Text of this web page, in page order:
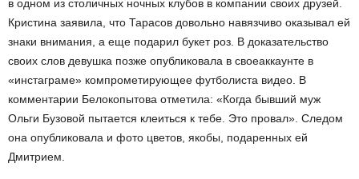
в одном из столичных ночных клубов в компании своих друзей.
Кристина заявила, что Тарасов довольно навязчиво оказывал ей
знаки внимания, а еще подарил букет роз. В доказательство
своих слов девушка позже опубликовала в своеаккаунте в
«инстаграме» компрометирующее футболиста видео. В
комментарии Белокопытова отметила: «Когда бывший муж
Ольги Бузовой пытается клеиться к тебе. Это провал». Следом
она опубликовала и фото цветов, якобы, подаренных ей
Дмитрием.